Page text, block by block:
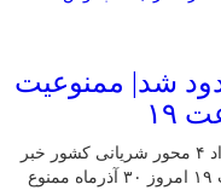
شد| ممنوعیت
۱۹
سازمان راهداری و حمل‌ونقل جاده‌ای از انسداد ۴ محور شریانی کشور خبر
داد و اعلام کرد: تردد در جاده چالوس تا ساعت ۱۹ امروز ۳۰ آذرماه ممنوع